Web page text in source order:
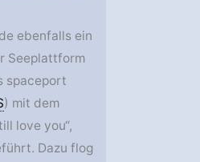
ebenfalls ein
Seeplattform
spaceport
) mit dem
love you“,
Dazu flog